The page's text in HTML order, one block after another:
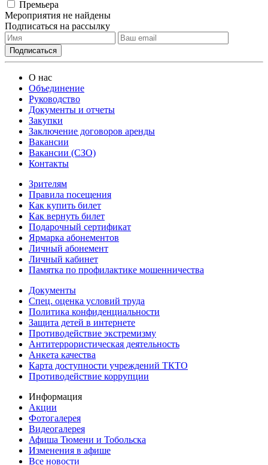
Премьера
Мероприятия не найдены
Подписаться на рассылку
О нас
Объединение
Руководство
Документы и отчеты
Закупки
Заключение договоров аренды
Вакансии
Вакансии (СЗО)
Контакты
Зрителям
Правила посещения
Как купить билет
Как вернуть билет
Подарочный сертификат
Ярмарка абонементов
Личный абонемент
Личный кабинет
Памятка по профилактике мошенничества
Документы
Спец. оценка условий труда
Политика конфиденциальности
Защита детей в интернете
Противодействие экстремизму
Антитеррористическая деятельность
Анкета качества
Карта доступности учреждений ТКТО
Противодействие коррупции
Информация
Акции
Фотогалерея
Видеогалерея
Афиша Тюмени и Тобольска
Изменения в афише
Все новости